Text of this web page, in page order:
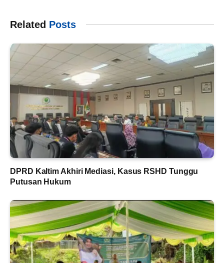
Related Posts
DPRD Kaltim Akhiri Mediasi, Kasus RSHD Tunggu
Putusan Hukum